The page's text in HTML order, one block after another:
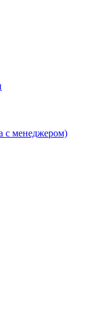
с менеджером)